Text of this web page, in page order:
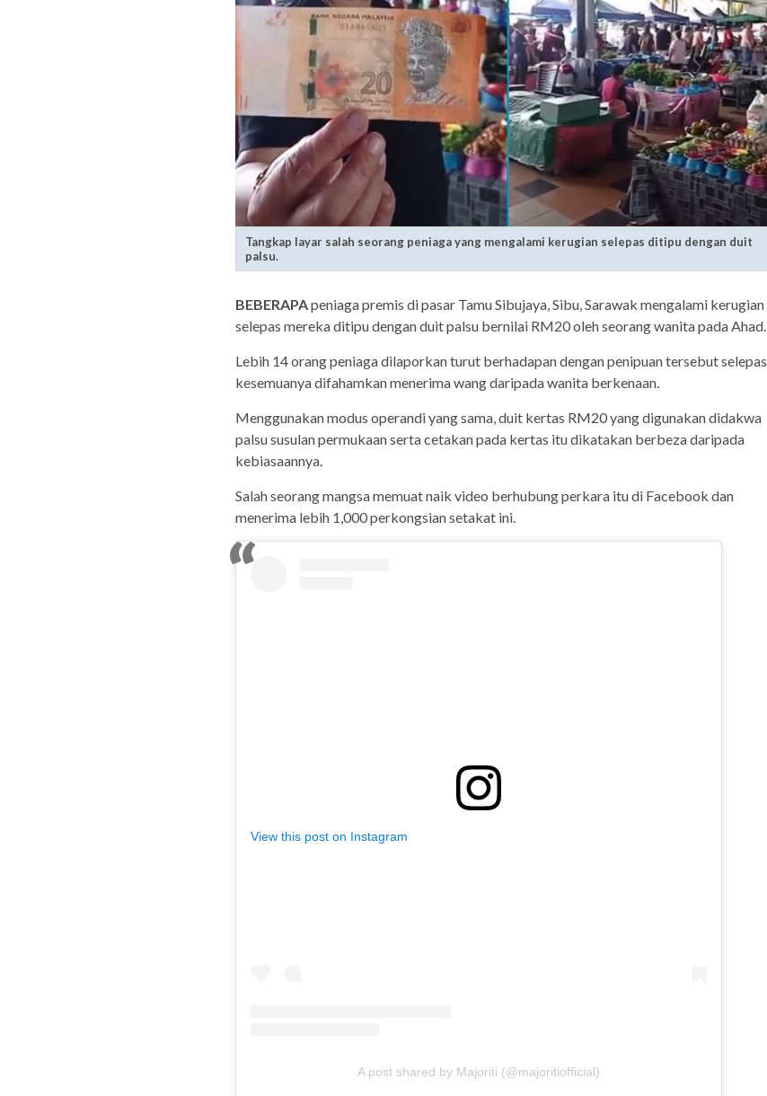
Tangkap layar salah seorang peniaga yang mengalami kerugian selepas ditipu dengan duit
palsu.
BEBERAPApeniaga premis di pasar Tamu Sibujaya, Sibu, Sarawak mengalami kerugian
selepas mereka ditipu dengan duit palsu bernilai RM20 oleh seorang wanita pada Ahad.
Lebih 14 orang peniaga dilaporkan turut berhadapan dengan penipuan tersebut selepas
kesemuanya difahamkan menerima wang daripada wanita berkenaan.
Menggunakan modus operandi yang sama, duit kertas RM20 yang digunakan didakwa
palsu susulan permukaan serta cetakan pada kertas itu dikatakan berbeza daripada
kebiasaannya.
Salah seorang mangsa memuat naik video berhubung perkara itu di Facebook dan
menerima lebih 1,000 perkongsian setakat ini.
View this post on Instagram
A post shared by Majoriti (@majoritiofficial)